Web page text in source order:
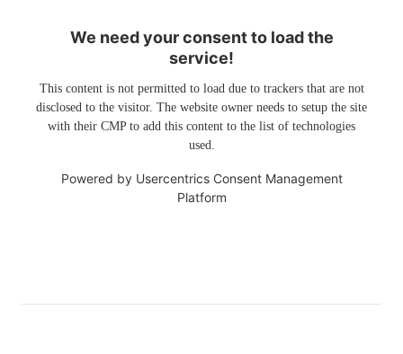
We need your consent to load the
service!
This content is not permitted to load due to trackers that are not
disclosed to the visitor. The website owner needs to setup the site
with their CMP to add this content to the list of technologies
used.
Powered by Usercentrics Consent Management
Platform